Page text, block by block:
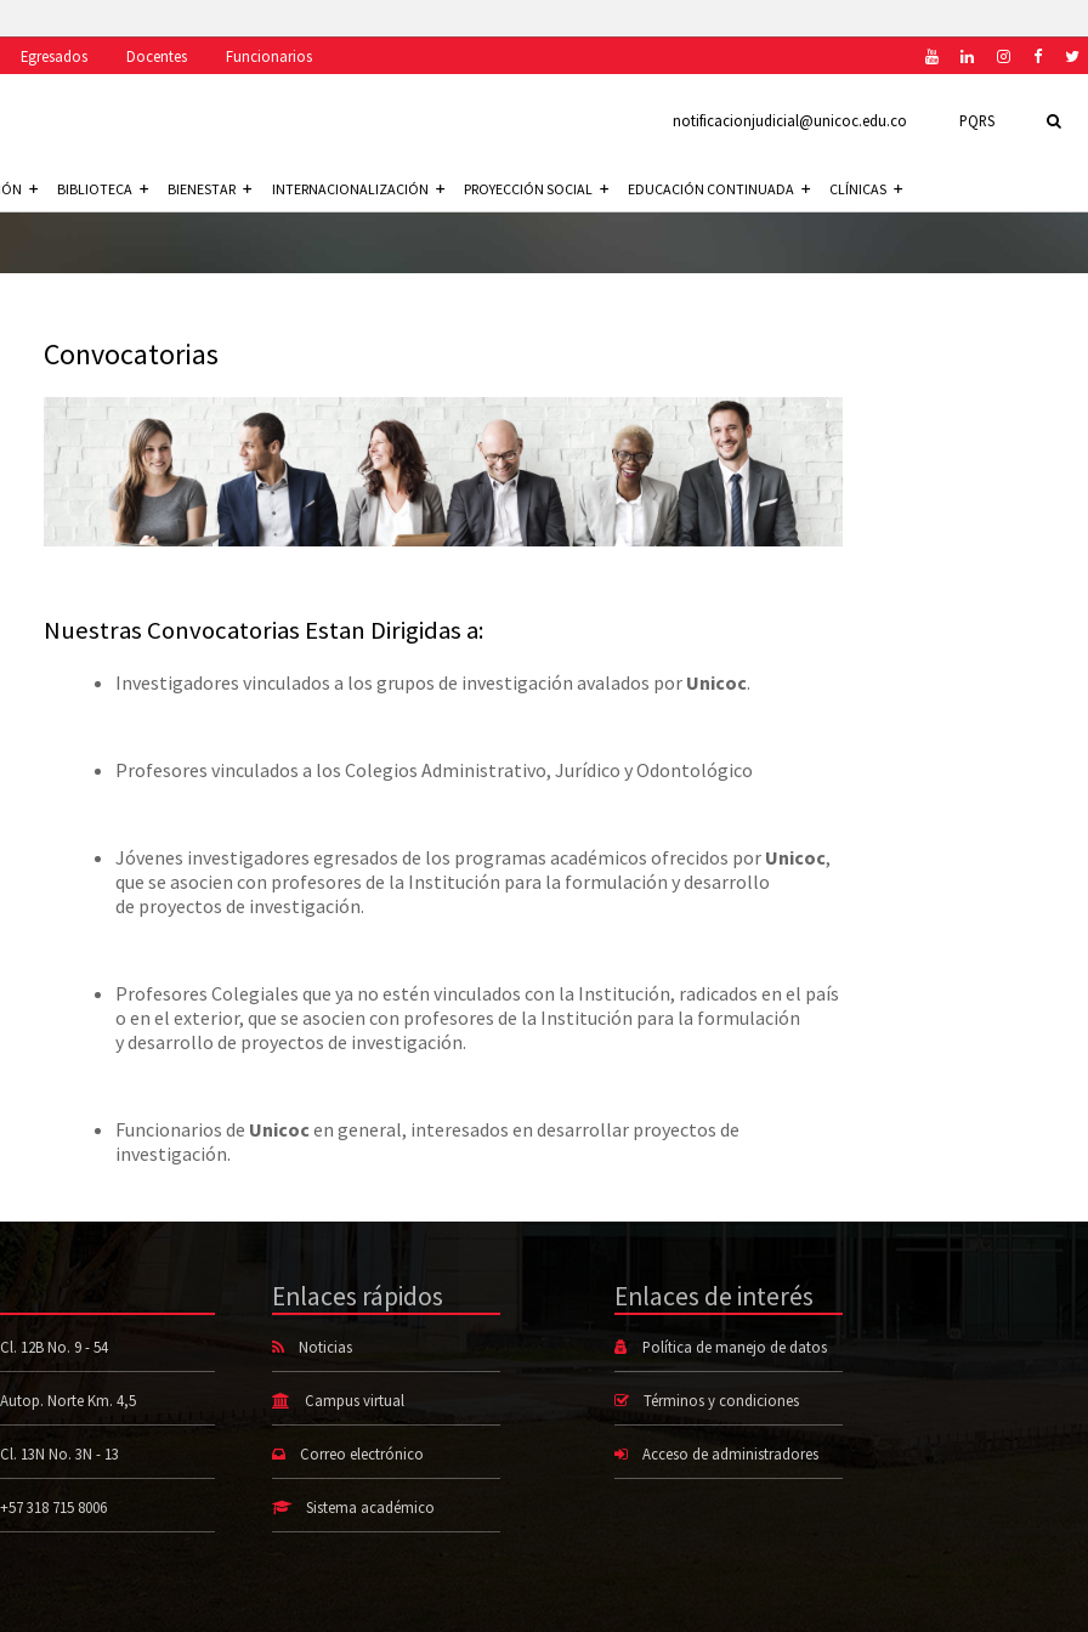
Egresados Docentes Funcionarios
PQRS
notificacionjudicial@unicoc.edu.co
BIBLIOTECA BIENESTAR INTERNACIONALIZACIÓN PROYECCIÓN SOCIAL EDUCACIÓN CONTINUADA CLÍNICAS
Convocatorias
Nuestras Convocatorias Estan Dirigidas a:
Investigadores vinculados a los grupos de investigación avalados por Unicoc.
Profesores vinculados a los Colegios Administrativo, Jurídico y Odontológico
Jóvenes investigadores egresados de los programas académicos ofrecidos por Unicoc,
que se asocien con profesores de la Institución para la formulación y desarrollo
de proyectos de investigación.
Profesores Colegiales que ya no estén vinculados con la Institución, radicados en el país
o en el exterior, que se asocien con profesores de la Institución para la formulación
y desarrollo de proyectos de investigación.
Funcionarios de Unicocen general, interesados en desarrollar proyectos de
investigación.
Cl. 12B No. 9 - 54
Autop. Norte Km. 4,5
Cl. 13N No. 3N - 13
+57 318 715 8006
Enlaces rápidos
Noticias
Campus virtual
Correo electrónico
Sistema académico
Enlaces de interés
Política de manejo de datos
Términos y condiciones
Acceso de administradores